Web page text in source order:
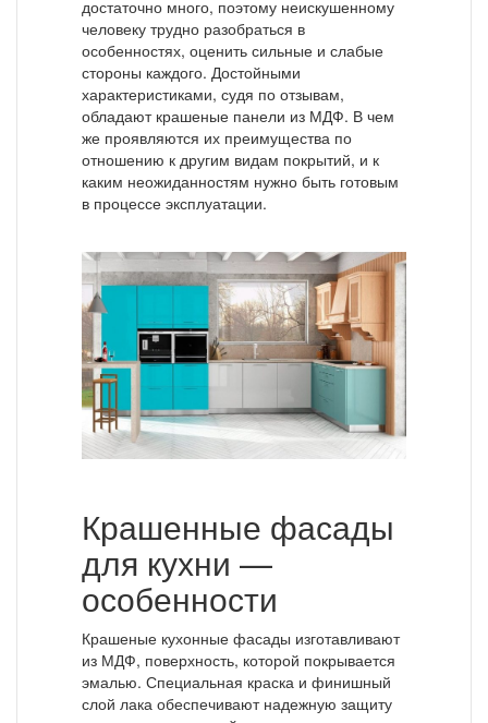
достаточно много, поэтому неискушенному
человеку трудно разобраться в
особенностях, оценить сильные и слабые
стороны каждого. Достойными
характеристиками, судя по отзывам,
обладают крашеные панели из МДФ. В чем
же проявляются их преимущества по
отношению к другим видам покрытий, и к
каким неожиданностям нужно быть готовым
в процессе эксплуатации.
Крашенные фасады
для кухни —
особенности
Крашеные кухонные фасады изготавливают
из МДФ, поверхность, которой покрывается
эмалью. Специальная краска и финишный
слой лака обеспечивают надежную защиту